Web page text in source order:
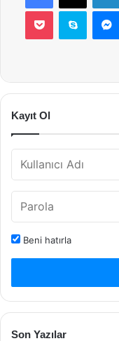
Pocket Skype
Kayıt Ol
Beni hatırla
Son Yazılar